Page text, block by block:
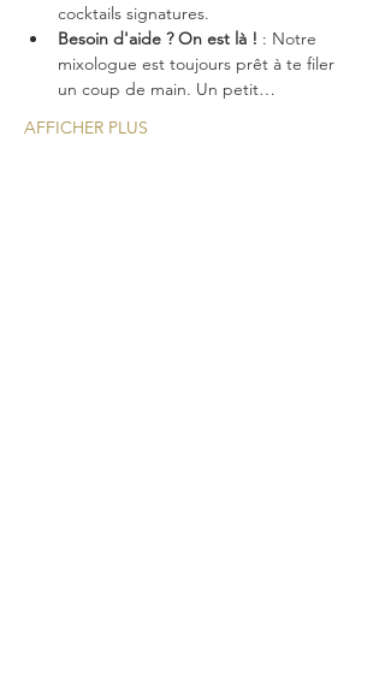
cocktails signatures.
Besoin d'aide ? On est là ! : Notre
mixologue est toujours prêt à te filer
un coup de main. Un petit…
AFFICHER PLUS